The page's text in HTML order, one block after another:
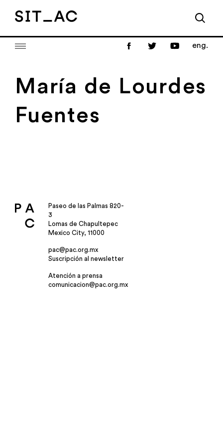
eng.
María de Lourdes
Fuentes
Paseo de las Palmas 820-
3
Lomas de Chapultepec
Mexico City, 11000
pac@pac.org.mx
Suscripción al newsletter
Atención a prensa
comunicacion@pac.org.mx